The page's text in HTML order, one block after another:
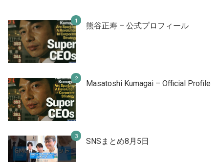
熊谷正寿 – 公式プロフィール
Masatoshi Kumagai – Official Profile
SNSまとめ8月5日